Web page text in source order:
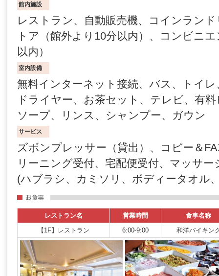
館内施設
レストラン、自動販売機、コインラン
トア（館外より10分以内）、コンビニ
以内）
室内設備
無料インターネット接続、バス、トイレ
ドライヤー、お茶セット、テレビ、有
ソープ、リンス、シャンプー、ガウン
サービス
ズボンプレッサー（貸出）、コピー＆
リーニング受付、宅配便受付、マッサ
(ハブラシ、カミソリ、ボディータオル
レストラン名 営業時間
食事名称
【1F】レストラン
6:00-9:00 和洋バイキン